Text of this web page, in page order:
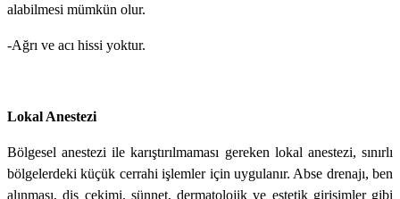
alabilmesi mümkün olur.
-Ağrı ve acı hissi yoktur.
Lokal Anestezi
Bölgesel anestezi ile karıştırılmaması gereken lokal anestezi, sınırlı
bölgelerdeki küçük cerrahi işlemler için uygulanır. Abse drenajı, ben
alınması, diş çekimi, sünnet, dermatolojik ve estetik girişimler gibi